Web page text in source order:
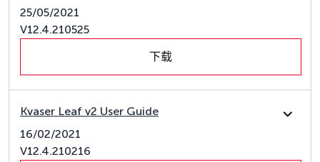
25/05/2021
V12.4.210525
下载
Kvaser Leaf v2 User Guide
16/02/2021
V12.4.210216